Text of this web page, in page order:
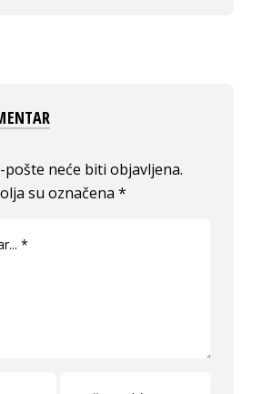
pošte neće biti objavljena.
su označena*